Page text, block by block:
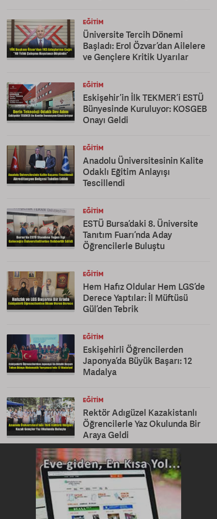
EĞITIM
Üniversite Tercih Dönemi
Başladı: Erol Özvar’dan Ailelere
ve Gençlere Kritik Uyarılar
EĞITIM
Eskişehir’in İlk TEKMER’i ESTÜ
Bünyesinde Kuruluyor: KOSGEB
Onayı Geldi
EĞITIM
Anadolu Üniversitesinin Kalite
Odaklı Eğitim Anlayışı
Tescillendi
EĞITIM
ESTÜ Bursa’daki 8. Üniversite
Tanıtım Fuarı’nda Aday
Öğrencilerle Buluştu
EĞITIM
Hem Hafız Oldular Hem LGS’de
Derece Yaptılar: İl Müftüsü
Gül’den Tebrik
EĞITIM
Eskişehirli Öğrencilerden
Japonya’da Büyük Başarı: 12
Madalya
EĞITIM
Rektör Adıgüzel Kazakistanlı
Öğrencilerle Yaz Okulunda Bir
Araya Geldi